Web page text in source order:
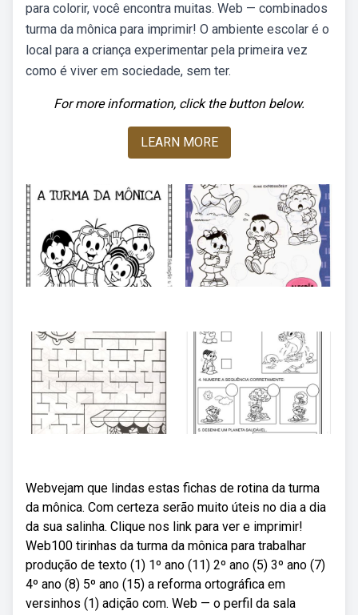
para colorir, você encontra muitas. Web — combinados
turma da mônica para imprimir! O ambiente escolar é o
local para a criança experimentar pela primeira vez
como é viver em sociedade, sem ter.
For more information, click the button below.
LEARN MORE
Webvejam que lindas estas fichas de rotina da turma
da mônica. Com certeza serão muito úteis no dia a dia
da sua salinha. Clique nos link para ver e imprimir!
Web100 tirinhas da turma da mônica para trabalhar
produção de texto (1) 1º ano (11) 2º ano (5) 3º ano (7)
4º ano (8) 5º ano (15) a reforma ortográfica em
versinhos (1) adição com. Web — o perfil da sala